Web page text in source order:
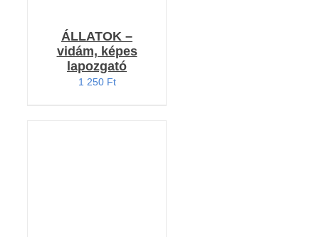
ÁLLATOK –
vidám, képes
lapozgató
1 250 Ft